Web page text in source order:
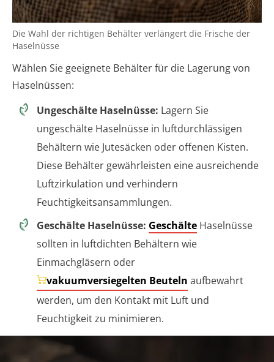
Die Wahl der richtigen Behälter verlängert die Frische der
Haselnüsse
Wählen Sie geeignete Behälter für die Lagerung von
Haselnüssen:
Ungeschälte Haselnüsse: Lagern Sie
ungeschälte Haselnüsse in luftdurchlässigen
Behältern wie Jutesäcken oder offenen Kisten.
Diese Behälter gewährleisten eine ausreichende
Luftzirkulation und verhindern
Feuchtigkeitsansammlungen.
Geschälte Haselnüsse: Geschälte Haselnüsse
sollten in luftdichten Behältern wie
Einmachgläsern oder
vakuumversiegelten Beuteln aufbewahrt
werden, um den Kontakt mit Luft und
Feuchtigkeit zu minimieren.